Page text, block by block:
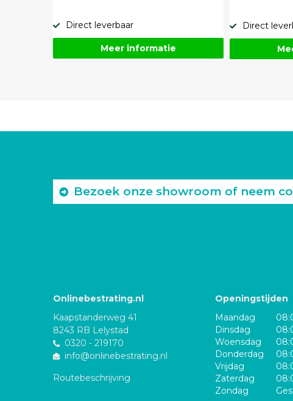
Direct leverbaar
Meer informatie
Direct
Bezoek onze showroom of neem
Onlinebestrating.nl
Kaapstanderweg 41
8243 RB Lelystad
0320 - 219170
info@onlinebestrating.nl
Routebeschrijving
Openingstijden
Maandag
Dinsdag
Woensdag
Donderdag
Vrijdag
Zaterdag
Zondag